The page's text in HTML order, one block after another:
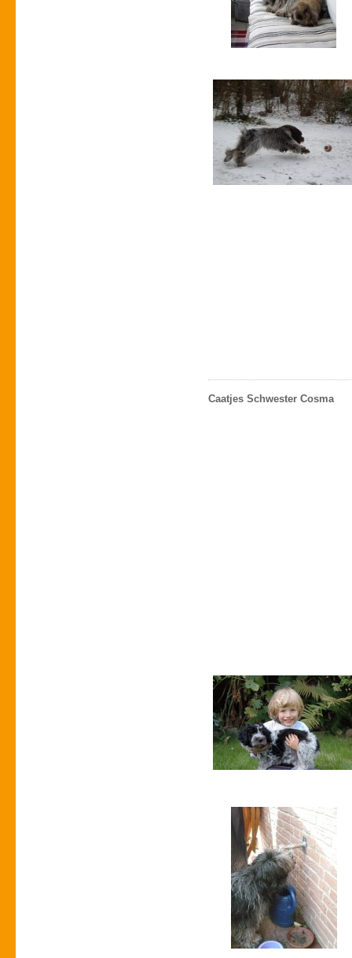
Caatjes Schwester Cosma